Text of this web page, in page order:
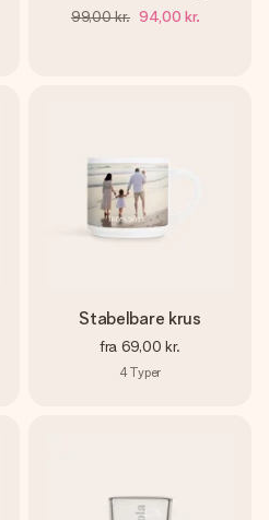
99,00 kr. 94,00 kr.
Stabelbare krus
fra 69,00 kr.
4Typer